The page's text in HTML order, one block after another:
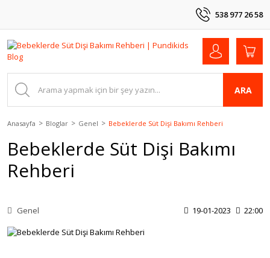
538 977 26 58
ARA
Anasayfa Bloglar Genel Bebeklerde Süt Dişi Bakımı Rehberi
Bebeklerde Süt Dişi Bakımı
Rehberi
Genel 19-01-2023 22:00